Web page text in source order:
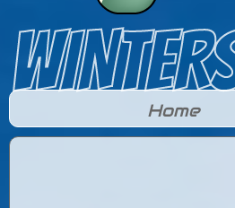
Home